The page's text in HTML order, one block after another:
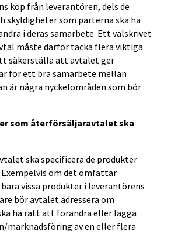
köp från leverantören, dels de
skyldigheter som parterna ska ha
i deras samarbete. Ett välskrivet
måste därför täcka flera viktiga
säkerställa att avtalet ger
för ett bra samarbete mellan
är några nyckelområden som bör
som återförsäljaravtalet ska
ska specificera de produkter
Exempelvis om det omfattar
vissa produkter i leverantörens
bör avtalet adressera om
ha rätt att förändra eller lägga
marknadsföring av en eller flera